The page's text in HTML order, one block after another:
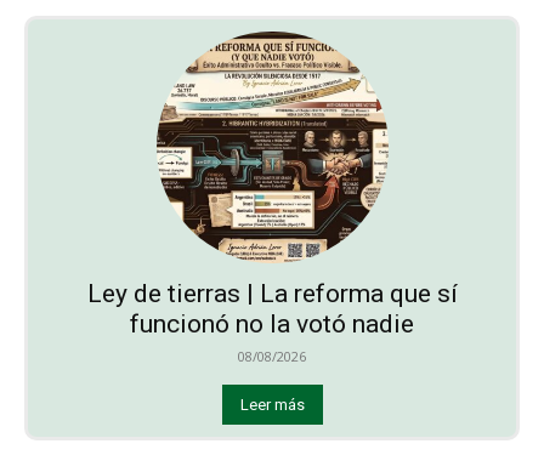
Ley de tierras | La reforma que sí
funcionó no la votó nadie
08/08/2026
Leer más